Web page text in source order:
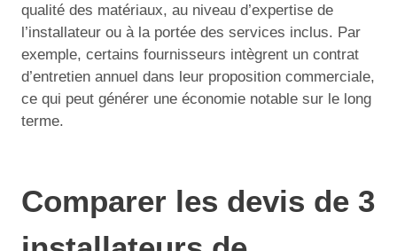
qualité des matériaux, au niveau d’expertise de
l’installateur ou à la portée des services inclus. Par
exemple, certains fournisseurs intègrent un contrat
d’entretien annuel dans leur proposition commerciale,
ce qui peut générer une économie notable sur le long
terme.
Comparer les devis de 3